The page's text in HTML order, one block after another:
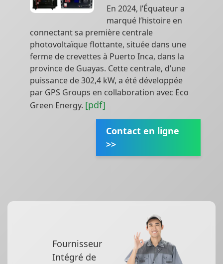
En 2024, l’Équateur a
marqué l’histoire en
connectant sa première centrale
photovoltaïque flottante, située dans une
ferme de crevettes à Puerto Inca, dans la
province de Guayas. Cette centrale, d’une
puissance de 302,4 kW, a été développée
par GPS Groups en collaboration avec Eco
Green Energy. [pdf]
Contact en ligne
>>
Fournisseur
Intégré de